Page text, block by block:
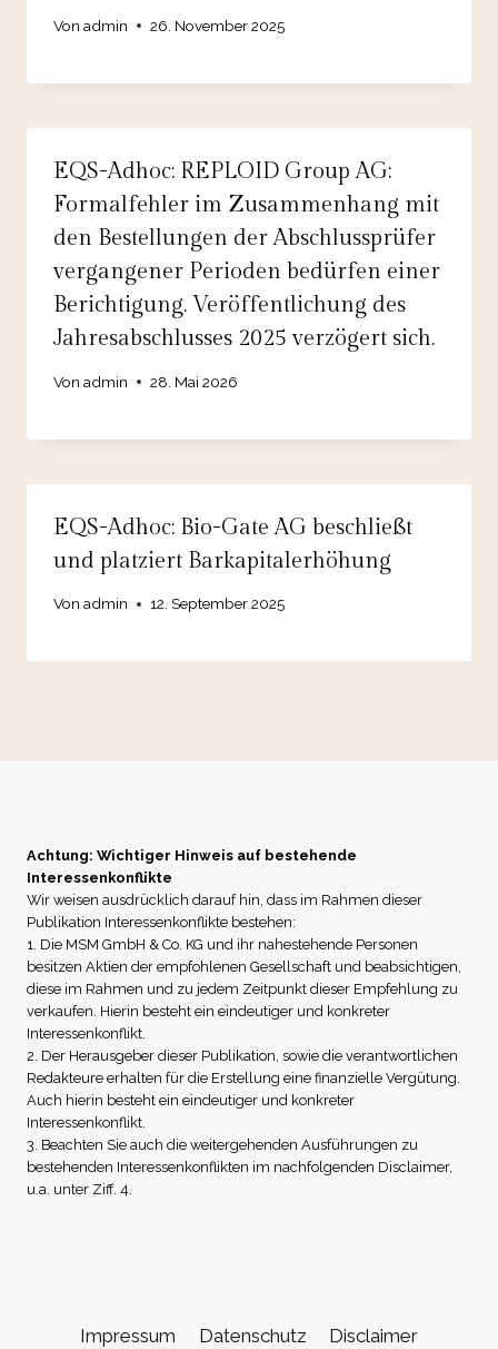
Von admin 26. November 2025
EQS-Adhoc: REPLOID Group AG:
Formalfehler im Zusammenhang mit
den Bestellungen der Abschlussprüfer
vergangener Perioden bedürfen einer
Berichtigung. Veröffentlichung des
Jahresabschlusses 2025 verzögert sich.
Von admin 28. Mai 2026
EQS-Adhoc: Bio-Gate AG beschließt
und platziert Barkapitalerhöhung
Von admin 12. September 2025
Achtung: Wichtiger Hinweis auf bestehende
Interessenkonflikte
Wir weisen ausdrücklich darauf hin, dass im Rahmen dieser
Publikation Interessenkonflikte bestehen:
1. Die MSM GmbH & Co. KG und ihr nahestehende Personen
besitzen Aktien der empfohlenen Gesellschaft und beabsichtigen,
diese im Rahmen und zu jedem Zeitpunkt dieser Empfehlung zu
verkaufen. Hierin besteht ein eindeutiger und konkreter
Interessenkonflikt.
2. Der Herausgeber dieser Publikation, sowie die verantwortlichen
Redakteure erhalten für die Erstellung eine finanzielle Vergütung.
Auch hierin besteht ein eindeutiger und konkreter
Interessenkonflikt.
3. Beachten Sie auch die weitergehenden Ausführungen zu
bestehenden Interessenkonflikten im nachfolgenden Disclaimer,
u.a. unter Ziff. 4.
Impressum Datenschutz Disclaimer